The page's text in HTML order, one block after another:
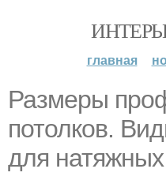
главная
Размеры
потолков.
для